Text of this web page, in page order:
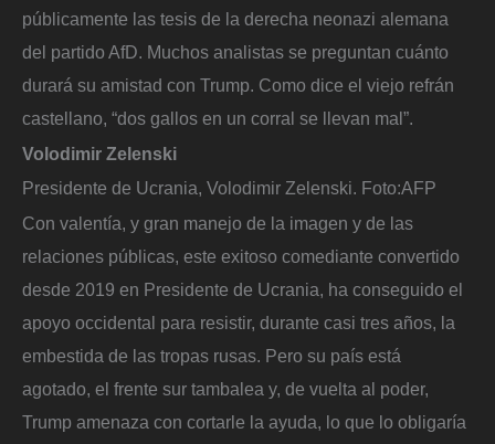
públicamente las tesis de la derecha neonazi alemana
del partido AfD. Muchos analistas se preguntan cuánto
durará su amistad con Trump. Como dice el viejo refrán
castellano, “dos gallos en un corral se llevan mal”.
Volodimir Zelenski
Presidente de Ucrania, Volodimir Zelenski. Foto:AFP
Con valentía, y gran manejo de la imagen y de las
relaciones públicas, este exitoso comediante convertido
desde 2019 en Presidente de Ucrania, ha conseguido el
apoyo occidental para resistir, durante casi tres años, la
embestida de las tropas rusas. Pero su país está
agotado, el frente sur tambalea y, de vuelta al poder,
Trump amenaza con cortarle la ayuda, lo que lo obligaría